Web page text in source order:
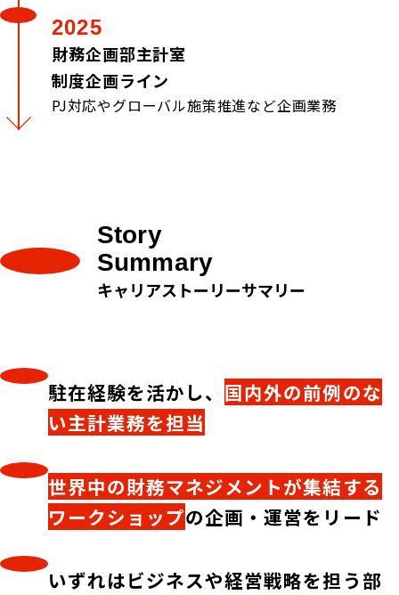
2025
財務企画部主計室
制度企画ライン
PJ対応やグローバル施策推進など企画業務
Story
Summary
キャリアストーリーサマリー
駐在経験を活かし、 国内外の前例のな
い主計業務を担当
世界中の財務マネジメントが集結する
ワークショップの企画・運営をリード
いずれはビジネスや経営戦略を担う部